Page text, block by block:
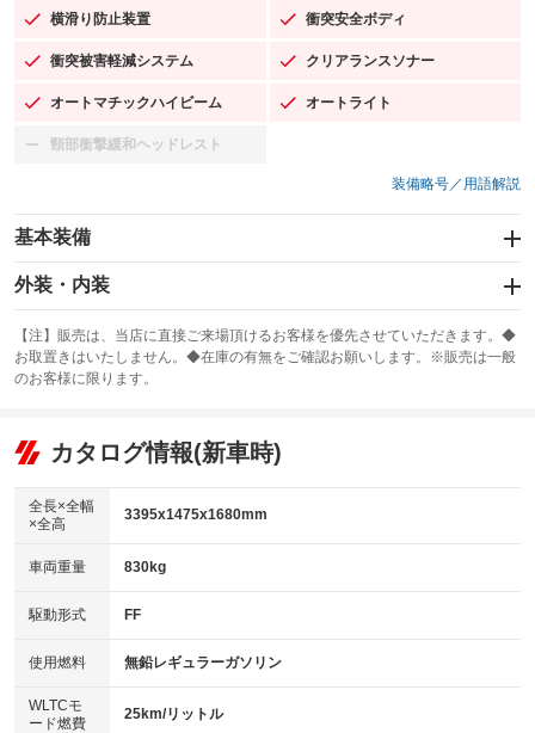
横滑り防止装置
：装備あり 衝突安全ボディ
：装備あり
衝突被害軽減システム
：装備あり クリアランスソナー
：装備あり
オートマチックハイビーム
：装備あり オートライト
：装備あり
頸部衝撃緩和ヘッドレスト
：装備なし
装備略号／用語解説
基本装備
エアバッグ：運転席/助手席/サイド
：装備あり
：装備なし
サンルーフ
：装備なし ABS
リフトアップ
：装備なし
：装備なし
パワーウィンドウ
アイドリングストップ
：装備あり
USB入力端子
：装備あり
100V電源
：装備なし
センターデフロック
：装備なし
外装・内装
カーナビ：メモリーナビ他
：装備あり
TV：フルセグ
：装備あり
ビジュアル
：装備なし
：装備あり
革シート
キーレス
HID(キセノンライト)
：装備なし
バックカメラ
：装備あり
エアロ
：装備なし
【注】販売は、当店に直接ご来場頂けるお客様を優先させていただきます。◆
お取置きはいたしません。◆在庫の有無をご確認お願いします。※販売は一般
のお客様に限ります。
カタログ情報(新車時)
全長×全幅
×全高
3395x1475x1680mm
車両重量 830kg
駆動形式 FF
使用燃料 無鉛レギュラーガソリン
WLTCモ
ード燃費
25km/リットル